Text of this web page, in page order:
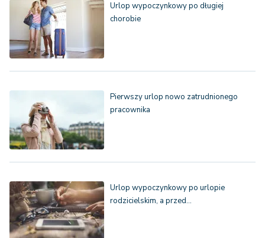
Urlop wypoczynkowy po długiej
chorobie
Pierwszy urlop nowo zatrudnionego
pracownika
Urlop wypoczynkowy po urlopie
rodzicielskim, a przed…